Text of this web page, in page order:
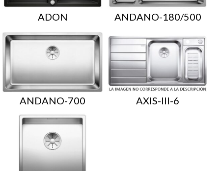
ADON ANDANO-180/500
ANDANO-700 AXIS-III-6